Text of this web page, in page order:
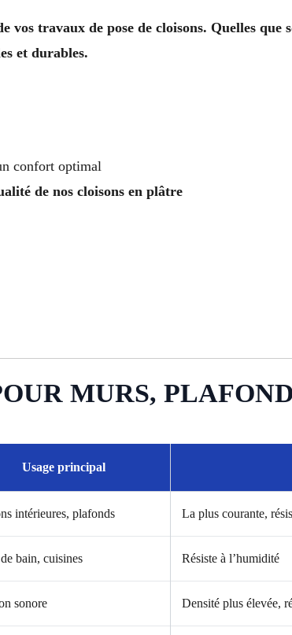
vos travaux de pose de cloisons. Quelles que
et durables.
confort optimal
de nos cloisons en plâtre
MURS,
Usage principal
intérieures, plafonds La plus courante,
bain, cuisines Résiste à l’humidité
sonore Densité plus élevée,